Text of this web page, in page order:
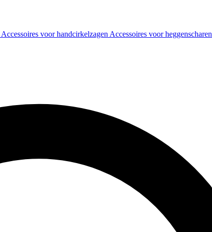
Accessoires voor handcirkelzagen Accessoires voor heggenscharen